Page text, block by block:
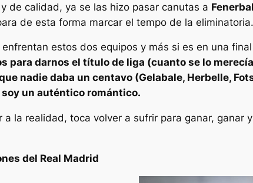
de calidad, ya se las hizo pasar canutas a
de esta forma marcar el tempo de la eliminatoria.
enfrentan estos dos equipos y más si es en una
para darnos el título de liga (cuanto se lo
nadie daba un centavo (Gelabale, Herbelle,
soy un auténtico romántico.
a la realidad, toca volver a sufrir para ganar, ganar
del Real Madrid